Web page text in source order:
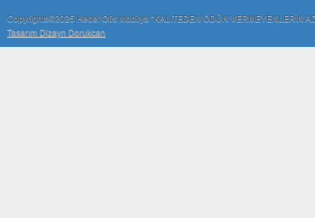
Copyrights©2025 Hedef Ofis Mobilya "KALİTEDEN ÖDÜN VERMEYENLERİN
Tasarım Dizayn Dorukcan